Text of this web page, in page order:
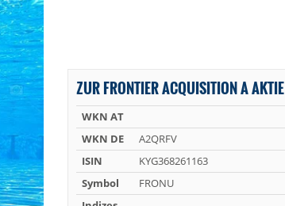
ZUR FRONTIER ACQUISITION A AKTIE
WKN AT
WKN DE
A2QRFV
ISIN
KYG368261163
Symbol
FRONU